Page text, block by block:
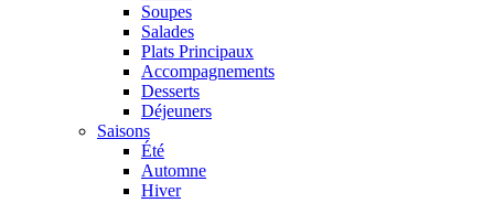
Soupes
Salades
Plats Principaux
Accompagnements
Desserts
Déjeuners
Saisons
Été
Automne
Hiver